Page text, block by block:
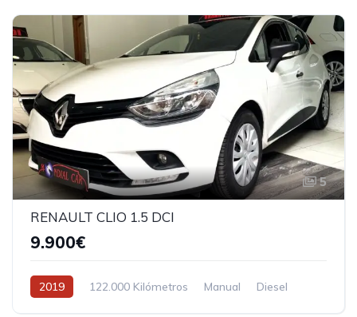
5
RENAULT CLIO 1.5 DCI
9.900€
2019 122.000 Kilómetros Manual Diesel